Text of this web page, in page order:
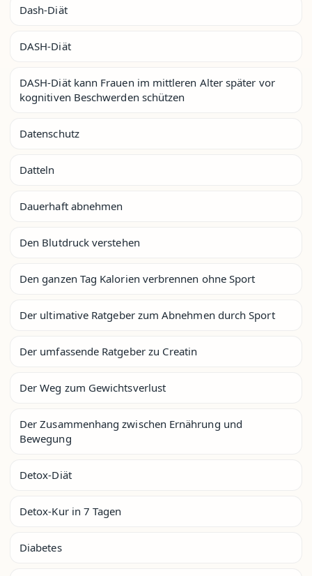
Dash-Diät
DASH-Diät
DASH-Diät kann Frauen im mittleren Alter später vor
kognitiven Beschwerden schützen
Datenschutz
Datteln
Dauerhaft abnehmen
Den Blutdruck verstehen
Den ganzen Tag Kalorien verbrennen ohne Sport
Der ultimative Ratgeber zum Abnehmen durch Sport
Der umfassende Ratgeber zu Creatin
Der Weg zum Gewichtsverlust
Der Zusammenhang zwischen Ernährung und
Bewegung
Detox-Diät
Detox-Kur in 7 Tagen
Diabetes